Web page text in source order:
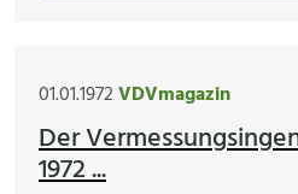
01.01.1972VDVmagazin
Der
1972 ...